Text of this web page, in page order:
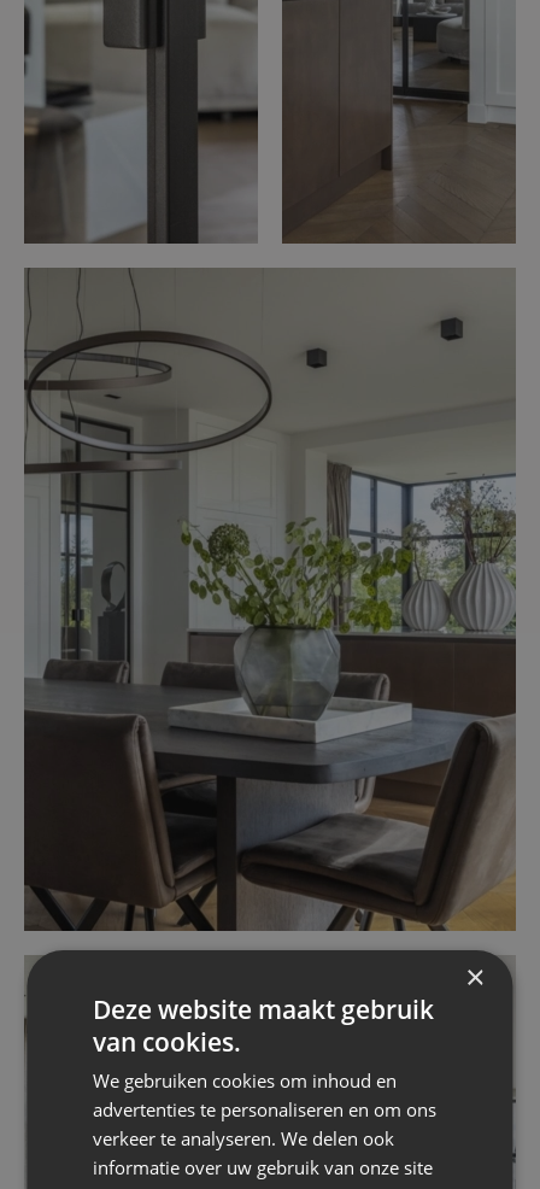
×
Deze website maakt gebruik
van cookies.
We gebruiken cookies om inhoud en
advertenties te personaliseren en om ons
verkeer te analyseren. We delen ook
informatie over uw gebruik van onze site